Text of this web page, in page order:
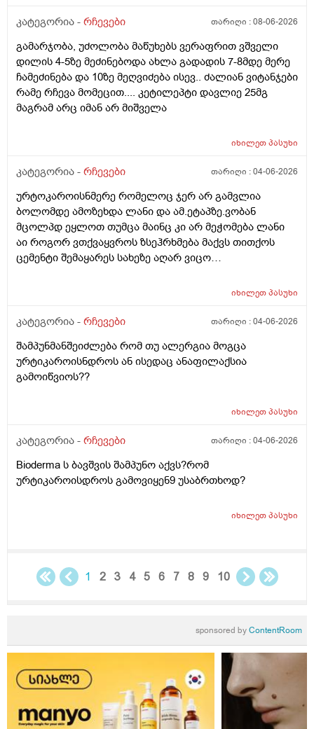
არა.მაშონ ანაფილაქსია ხომ არ მექმება?
ცუდათ ვხდებინშოშოსგან მარტო მაშინებს ეს
ონტელექტოც ანაფილაქსიას ახსენებს სულ დამამე
როზა
კატეგორია - რჩევები თარიღი :08-06-2026
გამარჯობა, უძოლობა მაწუხებს ვერაფრით ვშველი
დილის 4-5ზე მეძინებოდა ახლა გადადის 7-8მდე მერე
ჩამეძინება და 10ზე მეღვიძება ისევ.. ძალიან ვიტანჯები
რამე რჩევა მომეცით.... კეტილეპტი დავლიე 25მგ
მაგრამ არც იმან არ მიშველა
იხილეთპასუხი
კატეგორია - რჩევები თარიღი :04-06-2026
ურტოკაროისნმერე რომელოც ჯერ არ გამვლია
ბოლომდე ამოზეხდა ლანი და ამ.ეტაპზე.ვობან
მცოლპდ ეყლოთ თუმცა მაინც კი არ მეჭომება ლანი
აი როგორ ვთქვაყვროს ზსეჰრხმება მაქვს თითქოს
ცემენტი შემაყარეს სახეზე აღარ ვიცო
წვალებაშო..სულ ბავშობიდან დღემდე ალისა საპონს
2036წელს.ვეღარ ბხმღობ.მცპლპდნეყალოც კი ესეთ
დამატენოანებელო ვერ მშველოს.პოროს დაბანოს
მერე 4ჯერ ვისმევ პატარა პატარა შიალედებში
ბიბჩენის დამცავ გვირილოს კრემს პანთენოლოთ რომ
უკბე არადა ჭიჭყიანია ხომ არ ვივლი.ჯერ წულოთ
ტამზე არვარ ასე.წყლოთაც კი ჩიმი წვაც მაქ აქა ოქ
სახეზე წამოერად.ბუნჩენსაც ბავშობიდან ვხმარობ
იხილეთპასუხი
კატეგორია - რჩევები თარიღი :04-06-2026
შამპუნმანშეიძლება რომ თუ ალერგია მოგცა
ურტიკაროისნდროს ან ისედაც ანაფილაქსია
გამოიწვიოს??
იხილეთპასუხი
კატეგორია - რჩევები თარიღი :04-06-2026
Bioderma ს ბავშვის შამპუნო აქვს?რომ
ურტიკაროისდროს გამოვიყენ9 უსაბრთხოდ?
იხილეთპასუხი
1 2 3 4 5 6 7 8 9 10
sponsored byContentRoom